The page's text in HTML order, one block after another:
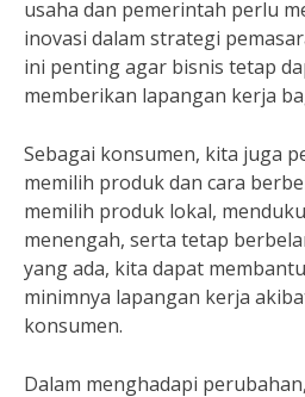
usaha dan pemerintah perlu
inovasi dalam strategi
ini penting agar bisnis tetap
memberikan lapangan kerja
Sebagai konsumen, kita juga
memilih produk dan cara
memilih produk lokal,
menengah, serta tetap
yang ada, kita dapat
minimnya lapangan kerja
konsumen.
Dalam menghadapi